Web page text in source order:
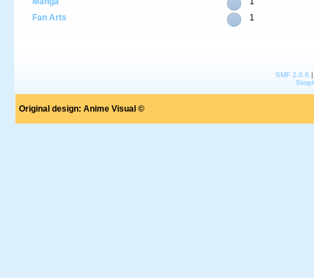
Fan Arts
1
SMF 2.0.6
Original design: Anime Visual ©